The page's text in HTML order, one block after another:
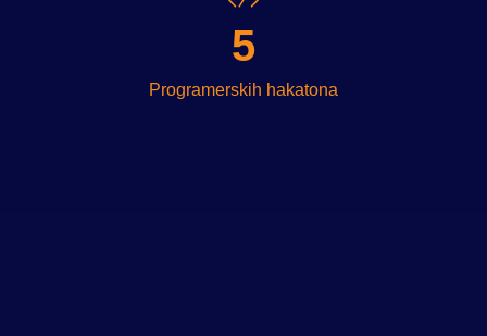
5
Programerskih hakatona